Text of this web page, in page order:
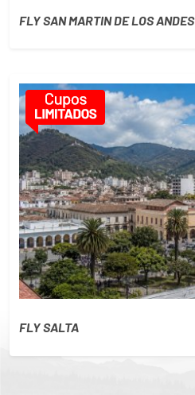
FLY SAN MARTIN DE LOS ANDES
FLY SALTA